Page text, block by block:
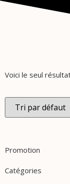
Voici le seul
Promotion
Catégories